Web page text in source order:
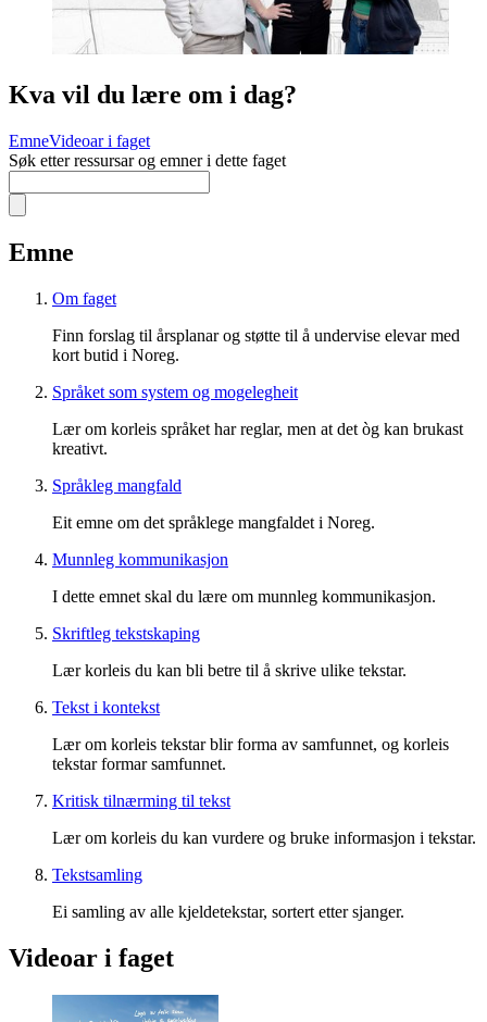
Kva vil du lære om i dag?
EmneVideoar i faget
Søk etter ressursar og emner i dette faget
Emne
Om faget
Finn forslag til årsplanar og støtte til å undervise elevar med
kort butid i Noreg.
Språket som system og mogelegheit
Lær om korleis språket har reglar, men at det òg kan brukast
kreativt.
Språkleg mangfald
Eit emne om det språklege mangfaldet i Noreg.
Munnleg kommunikasjon
I dette emnet skal du lære om munnleg kommunikasjon.
Skriftleg tekstskaping
Lær korleis du kan bli betre til å skrive ulike tekstar.
Tekst i kontekst
Lær om korleis tekstar blir forma av samfunnet, og korleis
tekstar formar samfunnet.
Kritisk tilnærming til tekst
Lær om korleis du kan vurdere og bruke informasjon i tekstar.
Tekstsamling
Ei samling av alle kjeldetekstar, sortert etter sjanger.
Videoar i faget